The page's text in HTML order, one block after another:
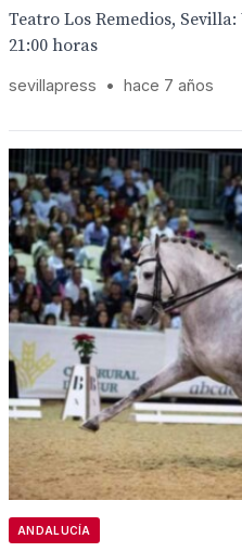
Teatro Los Remedios,
21:00 horas
sevillapress • hace 7 años
ANDALUCÍA